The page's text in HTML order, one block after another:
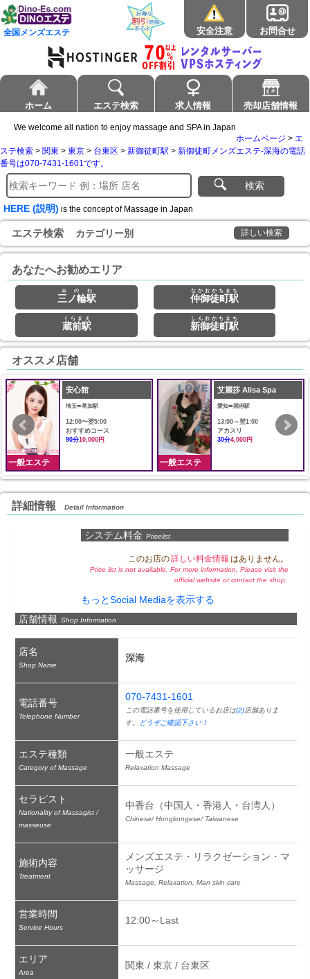
全国メンズエステ 安全注意 お問合せ
ホーム エステ検索 求人情報 売却店舗情報
We welcome all nation to enjoy massage and SPA in Japan
ホームページ > エ
ステ検索 > 関東 > 東京 > 台東区 > 新御徒町駅 > 新御徒町メンズエステ-深海の電話
番号は070-7431-1601です。
検索
HERE (説明) is the concept of Massage in Japan
エステ検索 カテゴリー別 詳しい検索
あなたへお勧めエリア
三ノ輪駅
みのわ
仲御徒町駅
なかおかちまち
蔵前駅
くらまえ
新御徒町駅
しんおかちまち
オススメ店舗
一般エステ
安心館
埼玉➠草加駅
12:00〜翌5:00
おすすめコース
90分10,000円
一般エステ
艾麗莎 Alisa Spa
愛知➠国府駅
13:00～翌1:00
アカスリ
30分4,000円
詳細情報 Detail Information
システム料金 Pricelist
このお店の詳しい料金情報 はありません。
Price list is not available. For more information, Please visit the
official website or contact the shop.
もっとSocial Mediaを表示する
店舗情報 Shop Information
店名
Shop Name
深海
電話番号
Telephone Number
070-7431-1601
この電話番号を使用しているお店は(2)店舗ありま
す。
どうぞご確認下さい！
エステ種類
Category of Massage
一般エステ
Relaxation Massage
セラピスト
Nationality of Massagist /
masseuse
中香台（中国人・香港人・台湾人）
Chinese/ Hongkongese/ Taiwanese
施術内容
Treatment
メンズエステ・リラクゼーション・マ
ッサージ
Massage, Relaxation, Man skin care
営業時間
Service Hours
12:00～Last
エリア
Area
関東 / 東京 / 台東区